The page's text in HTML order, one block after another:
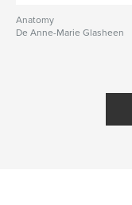
Anatomy
De Anne-Marie Glasheen